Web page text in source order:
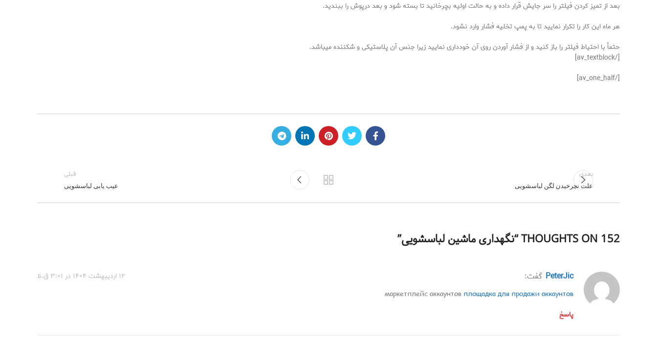
بعد از تمیز کردن فیلتر را سر جایش قرار داده و به حالت اولیه بچرخانید تا بسته شود و بعد درپوش را ببندید.
هر ماه این کار را تکرار نمایید تا به پمپ تخلیه فشار وارد نشود.
حتماً با احتیاط فیلتر را باز کنید و از فشار آوردن روی آن خودداری نمایید زیرا جنس آن پلاستیکی و شکننده میباشد.
[/av_textblock]
[/av_one_half]
بعدی
علت نچرخیدن لگن لباسشویی
قبلی
عیب یابی لباسشویی
152 THOUGHTS ON “ نگهداری ماشین لباسشویی”
PeterJic گفت:
۱۲ اردیبهشت ۱۴۰۴ در ۳:۰۱ ق.ظ
маркетплейс аккаунтов площадка для продажи аккаунтов
پاسخ